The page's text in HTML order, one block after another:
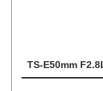
TS-E50mm